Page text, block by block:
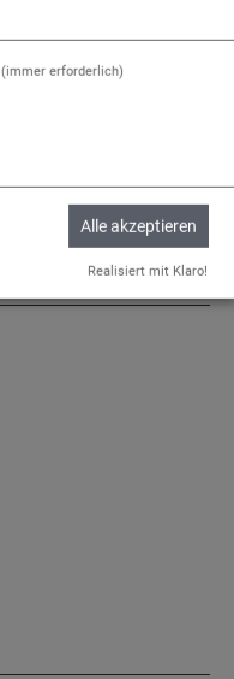
(immer erforderlich)
Alle akzeptieren
Realisiert mit Klaro!